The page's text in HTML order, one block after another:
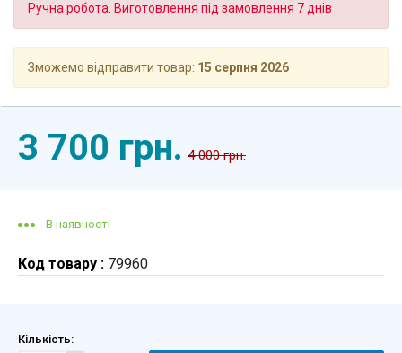
Ручна робота. Виготовлення під замовлення 7 днів
Зможемо відправити товар: 15 серпня 2026
3 700 грн. 4 000 грн.
В наявності
Код товару : 79960
Кількість: